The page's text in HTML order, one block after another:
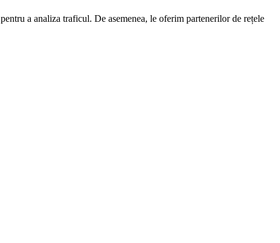
a analiza traficul. De asemenea, le oferim partenerilor de rețele